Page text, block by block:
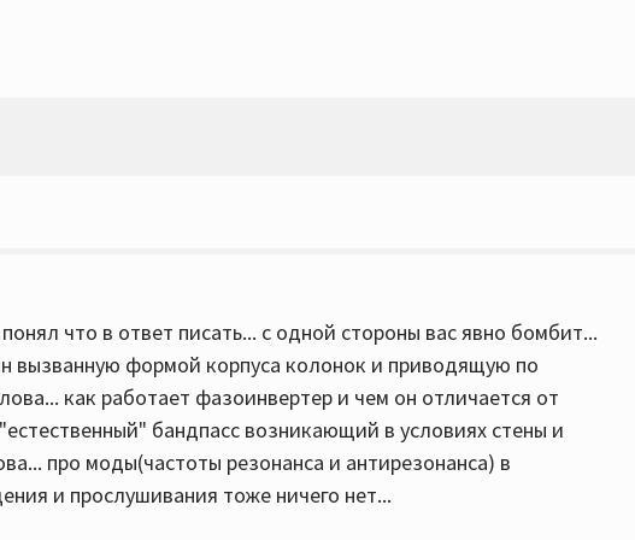
что в ответ писать... с одной стороны вас явно бомбит...
вызванную формой корпуса колонок и приводящую по
как работает фазоинвертер и чем он отличается от
бандпасс возникающий в условиях стены и
про моды(частоты резонанса и антирезонанса) в
и прослушивания тоже ничего нет...